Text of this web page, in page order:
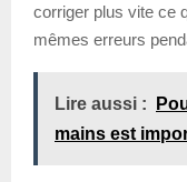
corriger plus vite ce
mêmes erreurs
Lire aussi :
mains est